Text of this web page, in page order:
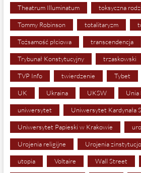
Theatrum Illuminatum toksyczna
Tommy Robinson totalitaryzm
Tożsamość płciowa transcendencja
Trybunał Konstytucyjny trzaskowski
TVP Info twierdzenie Tybet
UK Ukraina UKSW Unia
uniwersytet Uniwersytet Kardynała
Uniwersytet Papieski w Krakowie
Urojenia religijne Urojenia
utopia Voltaire Wall Street